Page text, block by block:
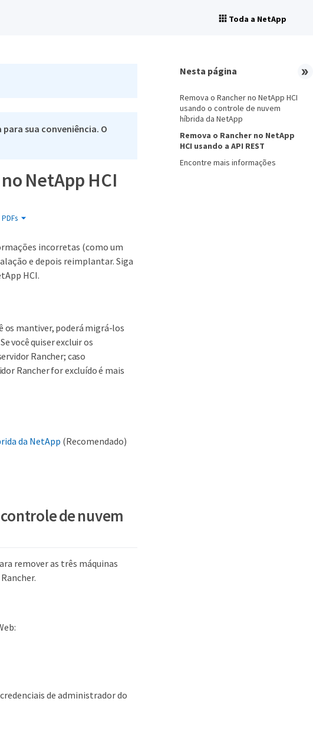
Toda a NetApp
sua conveniência. O
NetApp HCI
PDFs
incorretas (como um
e depois reimplantar. Siga
HCI.
os mantiver, poderá migrá-los
você quiser excluir os
Rancher; caso
Rancher for excluído é mais
da NetApp (Recomendado)
controle de nuvem
remover as três máquinas
de administrador do
Nesta página
Remova o Rancher no NetApp HCI
usando o controle de nuvem
híbrida da NetApp
Remova o Rancher no NetApp
HCI usando a API REST
Encontre mais informações